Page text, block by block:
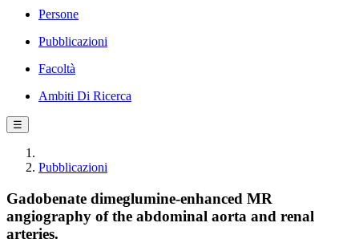
Persone
Pubblicazioni
Facoltà
Ambiti Di Ricerca
☰
Pubblicazioni
Gadobenate dimeglumine-enhanced MR
angiography of the abdominal aorta and renal
arteries.